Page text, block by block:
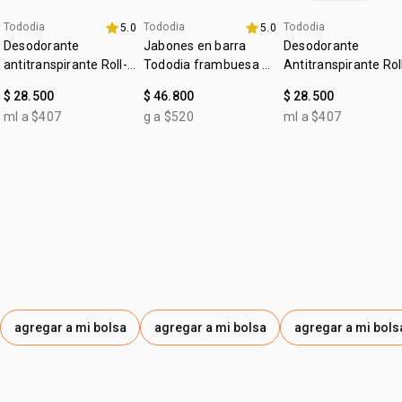
4u al 40%
Tododia 5.0
Desodorante
antitranspirante Roll-
$ 28.500
ml a $407
agregar a mi bolsa
+20% off
Tododia 5.0
Jabones en barra
Tododia frambuesa y
$ 46.800
g a $520
agregar a mi bolsa
4u al 40%
Tododia
Desodorante
Antitranspirante
Uniforme
$ 28.500
ml a $407
agregar a mi